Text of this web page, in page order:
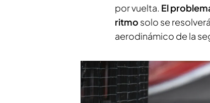
por vuelta. El
ritmo solo se
aerodinámico de la